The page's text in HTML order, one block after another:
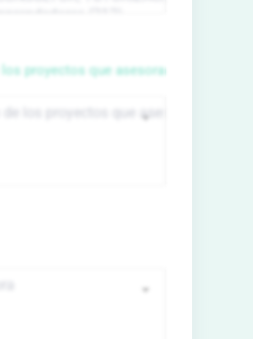
proyectos que asesora